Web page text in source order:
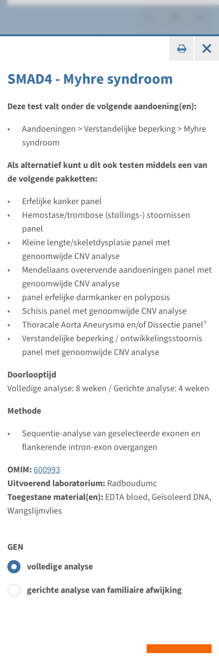
SMAD4 - Myhre syndroom
Deze test valt onder de volgende aandoening(en):
Aandoeningen > Verstandelijke beperking > Myhre
syndroom
Als alternatief kunt u dit ook testen middels een van
de volgende pakketten:
Erfelijke kanker panel
Hemostase/trombose (stollings-) stoornissen
panel
Kleine lengte/skeletdysplasie panel met
genoomwijde CNV analyse
Mendeliaans overervende aandoeningen panel met
genoomwijde CNV analyse
panel erfelijke darmkanker en polyposis
Schisis panel met genoomwijde CNV analyse
Thoracale Aorta Aneurysma en/of Dissectie panel¹
Verstandelijke beperking / ontwikkelingsstoornis
panel met genoomwijde CNV analyse
Doorlooptijd
Volledige analyse: 8 weken / Gerichte analyse: 4 weken
Methode
Sequentie-analyse van geselecteerde exonen en
flankerende intron-exon overgangen
OMIM:600993
Uitvoerend laboratorium: Radboudumc
Toegestane material(en): EDTA bloed, Geïsoleerd DNA,
Wangslijmvlies
GEN
volledige analyse
gerichte analyse van familiaire afwijking
Myhre syndroom
Gen
SMAD4 - Myhre syndroom
Doorlooptijd
Volledige analyse: 8 weken / Gerichte analyse: 4
weken
Radboudumc
Bekijk